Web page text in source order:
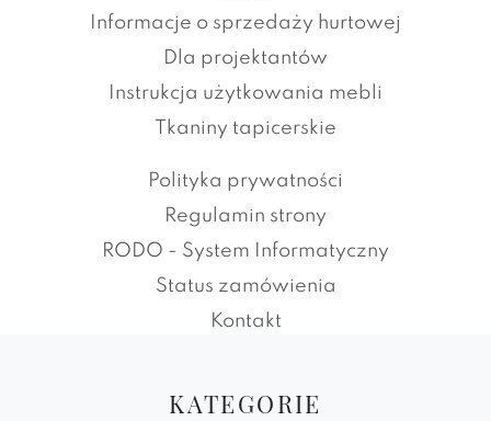
Informacje o sprzedaży hurtowej
Dla projektantów
Instrukcja użytkowania mebli
Tkaniny tapicerskie
Polityka prywatności
Regulamin strony
RODO - System Informatyczny
Status zamówienia
Kontakt
KATEGORIE